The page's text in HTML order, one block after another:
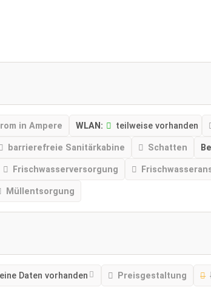
in Ampere WLAN: teilweise vorhanden
barrierefreie Sanitärkabine Schatten
Frischwasserversorgung
Müllentsorgung
Daten vorhanden Preisgestaltung